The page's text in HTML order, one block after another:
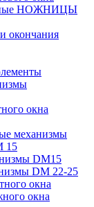
НОЖНИЦЫ
окончания
окна
механизмы
15
DM15
DM 22-25
окна
окна